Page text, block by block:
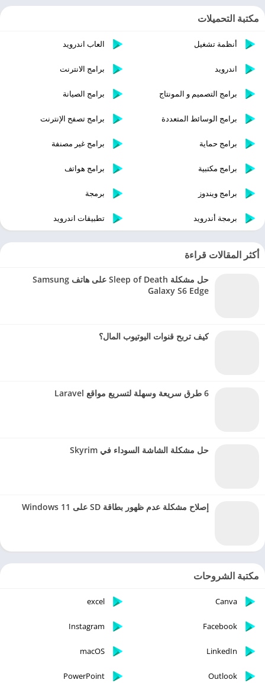
مكتبة التحميلات
أنظمة تشغيل العاب اندرويد
اندرويد برامج الانترنت
برامج التصميم و المونتاج برامج الصيانة
برامج الوسائط المتعددة برامج تصفح الإنترنت
برامج حماية برامج غير مصنفة
برامج مكتبية برامج هواتف
برامج ويندوز برمجة
برمجة أندرويد تطبيقات اندرويد
أكثر المقالات قراءة
حل مشكلة Sleep of Death على هاتف Samsung
Galaxy S6 Edge
كيف تربح قنوات اليوتيوب المال؟
6 طرق سريعة وسهلة لتسريع مواقع Laravel
حل مشكلة الشاشة السوداء في Skyrim
إصلاح مشكلة عدم ظهور بطاقة SD على Windows 11
مكتبة الشروحات
Canva
excel
Facebook
Instagram
LinkedIn
macOS
Outlook
PowerPoint